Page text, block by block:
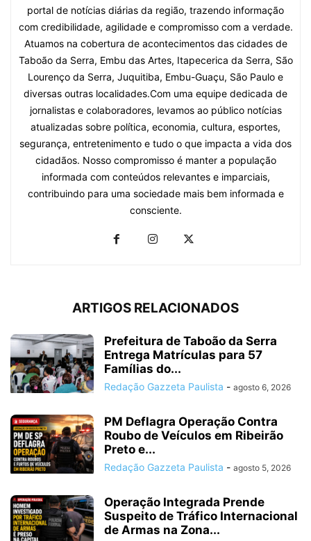
portal de notícias diárias da região, trazendo informação
com credibilidade, agilidade e compromisso com a verdade.
Atuamos na cobertura de acontecimentos das cidades de
Taboão da Serra, Embu das Artes, Itapecerica da Serra, São
Lourenço da Serra, Juquitiba, Embu-Guaçu, São Paulo e
diversas outras localidades.Com uma equipe dedicada de
jornalistas e colaboradores, levamos ao público notícias
atualizadas sobre política, economia, cultura, esportes,
segurança, entretenimento e tudo o que impacta a vida dos
cidadãos. Nosso compromisso é manter a população
informada com conteúdos relevantes e imparciais,
contribuindo para uma sociedade mais bem informada e
consciente.
ARTIGOS RELACIONADOS
Prefeitura de Taboão da Serra
Entrega Matrículas para 57
Famílias do...
Redação Gazzeta Paulista - agosto 6, 2026
PM Deflagra Operação Contra
Roubo de Veículos em Ribeirão
Preto e...
Redação Gazzeta Paulista - agosto 5, 2026
Operação Integrada Prende
Suspeito de Tráfico Internacional
de Armas na Zona...